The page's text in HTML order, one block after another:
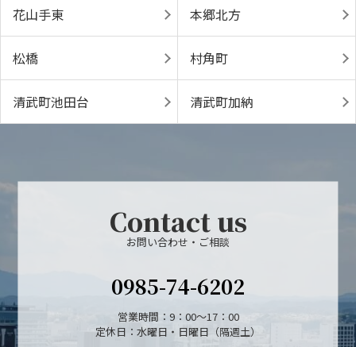
花山手東 本郷北方
松橋 村角町
清武町池田台 清武町加納
Contact us
お問い合わせ・ご相談
0985-74-6202
営業時間：9：00～17：00
定休日：水曜日・日曜日（隔週土）